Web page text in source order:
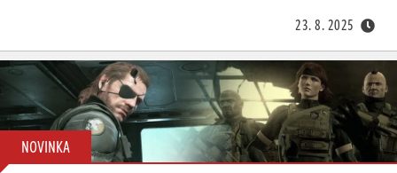
23. 8. 2025
NOVINKA